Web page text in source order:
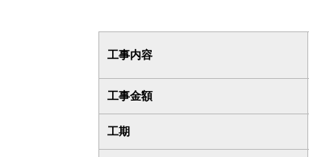
工事内容
工事金額
工期